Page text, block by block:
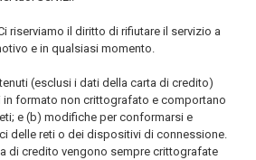
riserviamo il diritto di rifiutare il servizio a
e in qualsiasi momento.
(esclusi i dati della carta di credito)
formato non crittografato e comportano
e (b) modifiche per conformarsi e
delle reti o dei dispositivi di connessione.
di credito vengono sempre crittografate